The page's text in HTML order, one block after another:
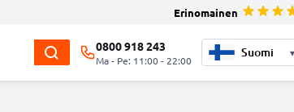
Erinomainen
0800 918 243
Ma - Pe: 11:00 - 22:00
▾